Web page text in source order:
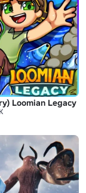
Loomian Legacy